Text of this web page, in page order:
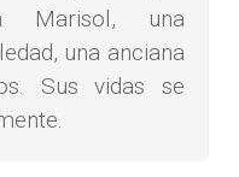
Marisol, una
una anciana
Sus vidas se